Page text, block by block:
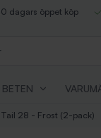
dagars öppet köp
BETEN
28 - Frost (2-pack)